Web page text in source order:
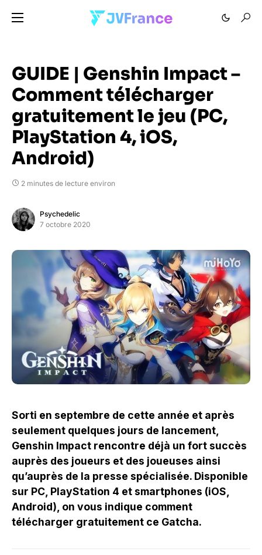
GUIDE | Genshin Impact –
Comment télécharger
gratuitement le jeu (PC,
PlayStation 4, iOS,
Android)
2 minutes de lecture environ
Psychedelic
7 octobre 2020
Sorti en septembre de cette année et après
seulement quelques jours de lancement,
Genshin Impact rencontre déjà un fort succès
auprès des joueurs et des joueuses ainsi
qu’auprès de la presse spécialisée. Disponible
sur PC, PlayStation 4 et smartphones (iOS,
Android), on vous indique comment
télécharger gratuitement ce Gatcha.